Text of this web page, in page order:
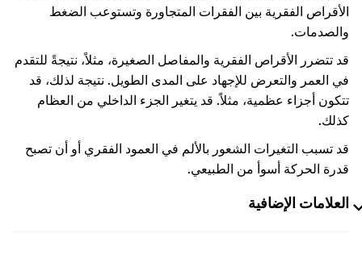
الأقراص الفقرية بين الفقرات المتجاورة وتستوعب الضغط
والصدمات.
قد تتضرر الأقراص الفقرية والمفاصل الصغيرة، مثلاً، نتيجةً للتقدم
في العمر والتعرض للإجهاد على المدى الطويل. نتيجة لذلك، قد
تتكون أجزاء عظمية، مثلاً. قد يتغير الجزء الداخلي من العظام
كذلك.
قد تسبب التغيرات الشعور بالألم في العمود الفقري أو أن تصبح
قدرة الحركة أسوأ من الطبيعي.
العلامات الإضافية